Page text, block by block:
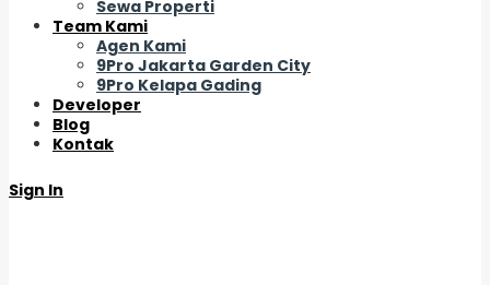
Sewa Properti
Team Kami
Agen Kami
9Pro Jakarta Garden City
9Pro Kelapa Gading
Developer
Blog
Kontak
Sign In